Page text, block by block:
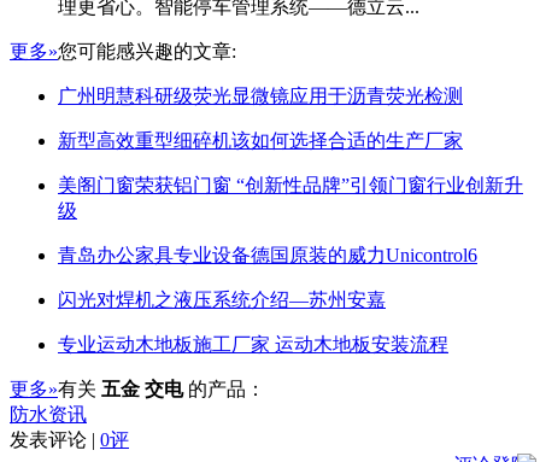
理更省心。智能停车管理系统——德立云...
更多»您可能感兴趣的文章:
广州明慧科研级荧光显微镜应用于沥青荧光检测
新型高效重型细碎机该如何选择合适的生产厂家
美阁门窗荣获铝门窗 “创新性品牌”引领门窗行业创新升
级
青岛办公家具专业设备德国原装的威力Unicontrol6
闪光对焊机之液压系统介绍—苏州安嘉
专业运动木地板施工厂家 运动木地板安装流程
更多»有关 五金 交电 的产品：
防水资讯
发表评论 | 0评